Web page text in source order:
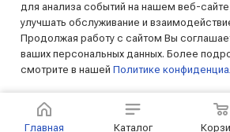
2019 - 2026 © АО КПК
Все права
для анализа событий на нашем веб-
улучшать обслуживание и
Продолжая работу с сайтом Вы
ваших персональных данных. Более
смотрите в нашей Политике
ПРИНИМАЮ
Главная Каталог